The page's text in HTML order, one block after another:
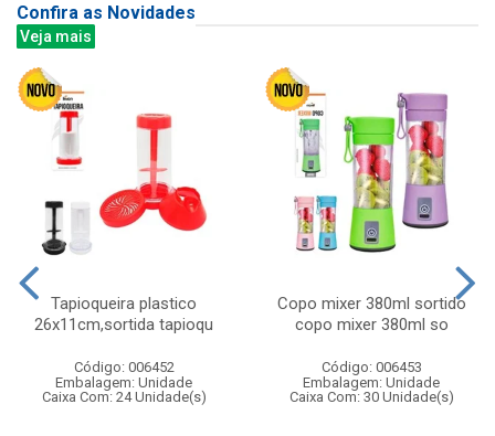
Confira as Novidades
Veja mais
Tapioqueira plastico
26x11cm,sortida tapioqu
Código: 006452
Embalagem: Unidade
Caixa Com: 24 Unidade(s)
Copo mixer 380ml sortido
copo mixer 380ml so
Código: 006453
Embalagem: Unidade
Caixa Com: 30 Unidade(s)